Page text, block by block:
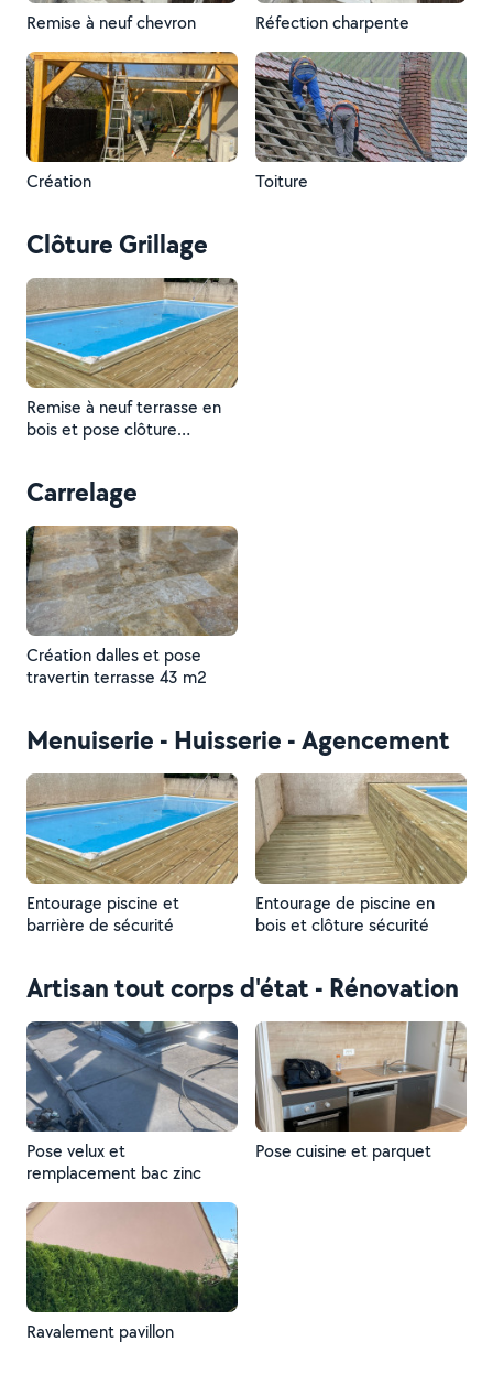
Remise à neuf chevron Réfection charpente
Création Toiture
Clôture Grillage
Remise à neuf terrasse en
bois et pose clôture
Carrelage
Création dalles et pose
travertin terrasse 43 m2
Menuiserie - Huisserie - Agencement
Entourage piscine et
barrière de sécurité
Entourage de piscine en
bois et clôture sécurité
Artisan tout corps d'état - Rénovation
Pose velux et
remplacement bac zinc
Pose cuisine et parquet
Ravalement pavillon